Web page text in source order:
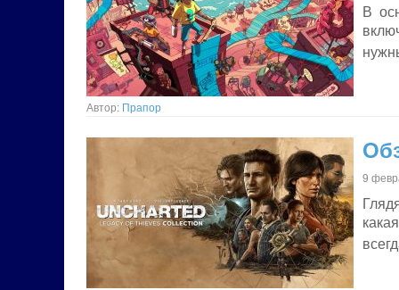
В
Автор: Прапор
9